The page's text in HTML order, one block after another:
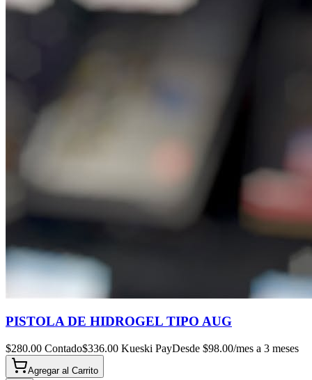
PISTOLA DE HIDROGEL TIPO AUG
$280.00 Contado$336.00 Kueski PayDesde $98.00/mes a 3 meses
Agregar al Carrito